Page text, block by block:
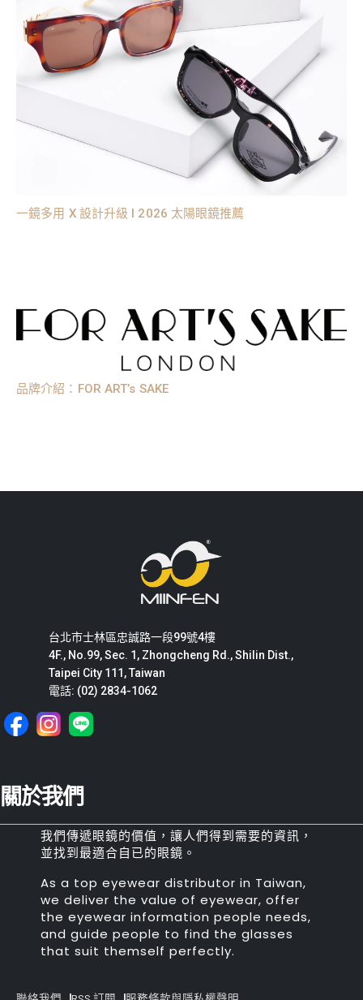
一鏡多用 X 設計升級 l 2026 太陽眼鏡推薦
品牌介紹：FOR ART’s SAKE
台北市士林區忠誠路一段99號4樓
4F., No.99, Sec. 1, Zhongcheng Rd., Shilin Dist.,
Taipei City 111, Taiwan
電話: (02) 2834-1062
關於我們
我們傳遞眼鏡的價值，讓人們得到需要的資訊，
並找到最適合自已的眼鏡。
As a top eyewear distributor in Taiwan,
we deliver the value of eyewear, offer
the eyewear information people needs,
and guide people to find the glasses
that suit themself perfectly.